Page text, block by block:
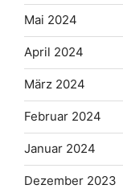
Mai 2024
April 2024
März 2024
Februar 2024
Januar 2024
Dezember 2023